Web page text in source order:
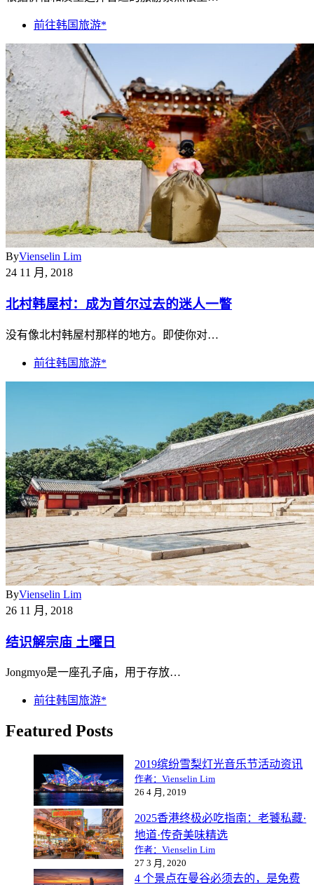
前往韩国旅游*
ByVienselin Lim
24 11 月, 2018
北村韩屋村：成为首尔过去的迷人一瞥
没有像北村韩屋村那样的地方。即使你对…
前往韩国旅游*
ByVienselin Lim
26 11 月, 2018
结识解宗庙 土曜日
Jongmyo是一座孔子庙，用于存放…
前往韩国旅游*
Featured Posts
2019缤纷雪梨灯光音乐节活动资讯
作者：Vienselin Lim
26 4 月, 2019
2025香港终极必吃指南：老饕私藏·
地道·传奇美味精选
作者：Vienselin Lim
27 3 月, 2020
4 个景点在曼谷必须去的，是免费